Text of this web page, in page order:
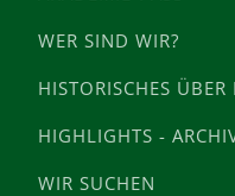
WER SIND WIR?
HISTORISCHES
HIGHLIGHTS -
WIR SUCHEN